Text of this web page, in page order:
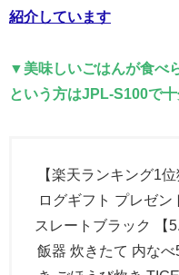
紹介しています
▼美味しいごはんが食べ
という方はJPL-S100で
【楽天ランキング1
ログギフト プレゼ
スレートブラック 【
飯器 炊きたて 内な